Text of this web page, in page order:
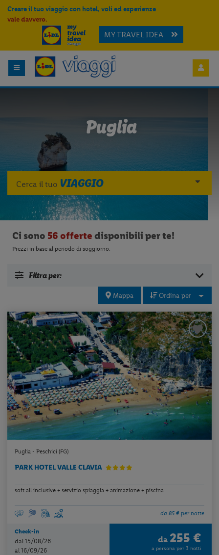
Creare il tuo viaggio con hotel, voli ed esperienze
vale davvero.
MY TRAVEL IDEA
Puglia
Cerca il tuo VIAGGIO
Ci sono 56 offerte disponibili per te!
Prezzi in base al periodo di soggiorno.
Filtra per:
Mappa Ordina per
Puglia - Peschici (FG)
PARK HOTEL VALLE CLAVIA
soft all inclusive + servizio spiaggia + animazione + piscina
da 85 € per notte
Check-in
dal 15/08/26
al 16/09/26
da 255 €
a persona per 3 notti